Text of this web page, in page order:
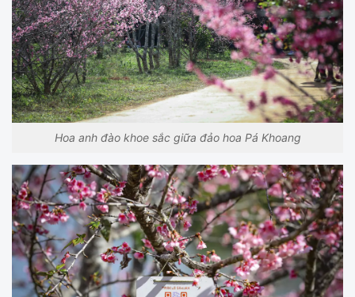
Hoa anh đào khoe sắc giữa đảo hoa Pá Khoang